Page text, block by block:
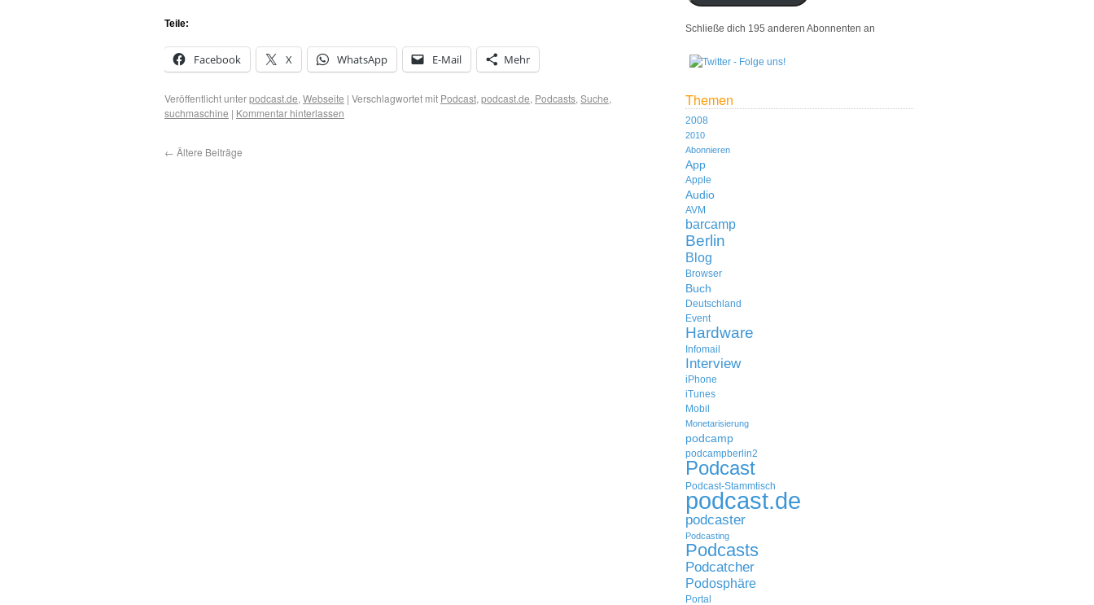
Teile:
Facebook X WhatsApp E-Mail Mehr
Veröffentlicht unterpodcast.de, Webseite | Verschlagwortet mit Podcast, podcast.de, Podcasts, Suche,
suchmaschine | Kommentar hinterlassen
← Ältere Beiträge
Schließe dich 195 anderen Abonnenten an
Themen
2008
2010
Abonnieren
App
Apple
Audio
AVM
barcamp
Berlin
Blog
Browser
Buch
Deutschland
Event
Hardware
Infomail
Interview
iPhone
iTunes
Mobil
Monetarisierung
podcamp
podcampberlin2
Podcast
Podcast-Stammtisch
podcast.de
podcaster
Podcasting
Podcasts
Podcatcher
Podosphäre
Portal